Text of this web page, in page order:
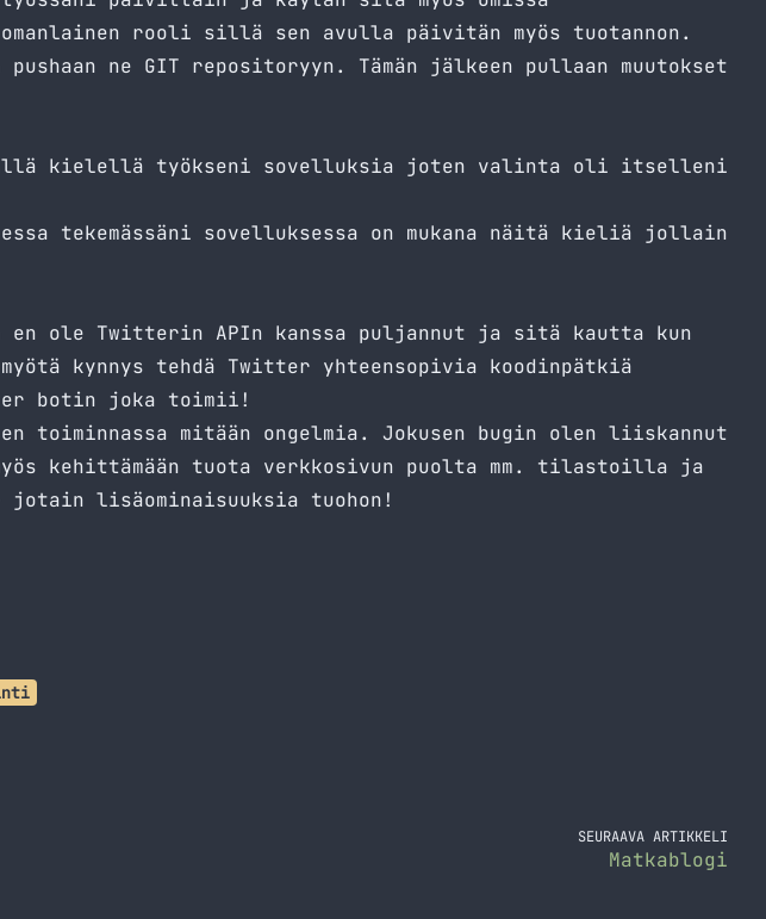
rooli sillä sen avulla päivitän myös tuotannon.
ne GIT repositoryyn. Tämän jälkeen pullaan muutokset
kielellä työkseni sovelluksia joten valinta oli itselleni
tekemässäni sovelluksessa on mukana näitä kieliä jollain
ole Twitterin APIn kanssa puljannut ja sitä kautta kun
kynnys tehdä Twitter yhteensopivia koodinpätkiä
botin joka toimii!
toiminnassa mitään ongelmia. Jokusen bugin olen liiskannut
kehittämään tuota verkkosivun puolta mm. tilastoilla ja
lisäominaisuuksia tuohon!
SEURAAVA ARTIKKELI
Matkablogi